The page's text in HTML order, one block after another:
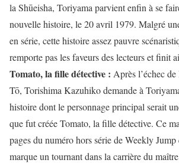
la Shūeisha, Toriyama parvient enfin à se
nouvelle histoire, le 20 avril 1979. Malgré
en série, cette histoire assez pauvre
remporte pas les faveurs des lecteurs et finit
Tomato, la fille détective : Après l’échec
Tō, Torishima Kazuhiko demande à
histoire dont le personnage principal serait
que fut créée Tomato, la fille détective. Ce
pages du numéro hors série de Weekly
marque un tournant dans la carrière du